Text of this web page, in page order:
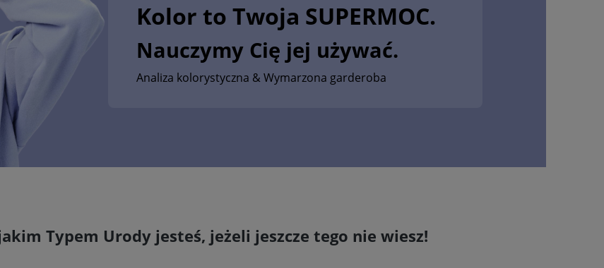
Kolor to Twoja SUPERMOC.
Nauczymy Cię jej używać.
Analiza kolorystyczna & Wymarzona garderoba
Typem Urody jesteś, jeżeli jeszcze tego nie wiesz!